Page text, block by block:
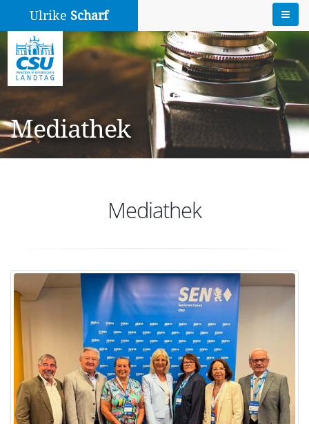
Ulrike Scharf
Mediathek
Mediathek